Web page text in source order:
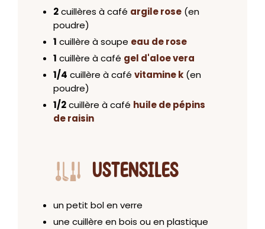
2cuillères à café argile rose (en
poudre)
1 cuillère à soupe eau de rose
1 cuillère à café gel d'aloe vera
1/4 cuillère à café vitamine k (en
poudre)
1/2cuillère à café huile de pépins
de raisin
USTENSILES
un petit bol en verre
une cuillère en bois ou en plastique